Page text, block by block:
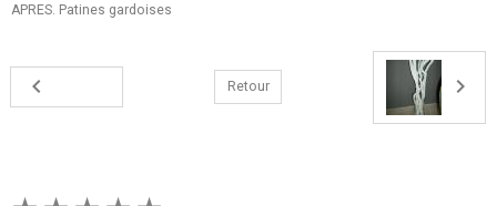
APRES. Patines gardoises
Retour